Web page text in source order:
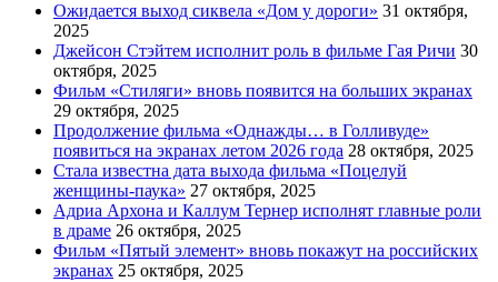
Ожидается выход сиквела «Дом у дороги» 31 октября,
2025
Джейсон Стэйтем исполнит роль в фильме Гая Ричи 30
октября, 2025
Фильм «Стиляги» вновь появится на больших экранах
29 октября, 2025
Продолжение фильма «Однажды… в Голливуде»
появиться на экранах летом 2026 года 28 октября, 2025
Стала известна дата выхода фильма «Поцелуй
женщины-паука» 27 октября, 2025
Адриа Архона и Каллум Тернер исполнят главные роли
в драме 26 октября, 2025
Фильм «Пятый элемент» вновь покажут на российских
экранах 25 октября, 2025